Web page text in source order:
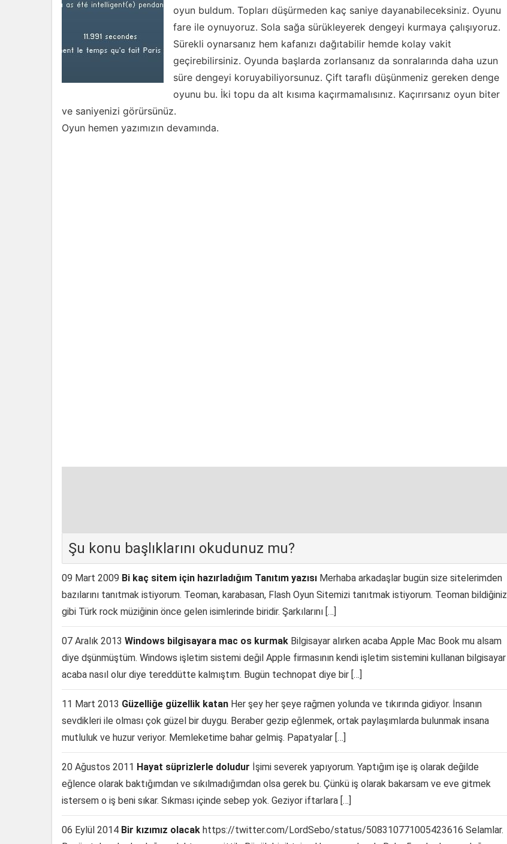
oyun buldum. Topları düşürmeden kaç saniye dayanabileceksiniz. Oyunu
fare ile oynuyoruz. Sola sağa sürükleyerek dengeyi kurmaya çalışıyoruz.
Sürekli oynarsanız hem kafanızı dağıtabilir hemde kolay vakit
geçirebilirsiniz. Oyunda başlarda zorlansanız da sonralarında daha uzun
süre dengeyi koruyabiliyorsunuz. Çift taraflı düşünmeniz gereken denge
oyunu bu. İki topu da alt kısıma kaçırmamalısınız. Kaçırırsanız oyun biter
ve saniyenizi görürsünüz.
Oyun hemen yazımızın devamında.
Şu konu başlıklarını okudunuz mu?
09 Mart 2009 Bi kaç sitem için hazırladığım Tanıtım yazısı Merhaba arkadaşlar bugün size sitelerimden
bazılarını tanıtmak istiyorum. Teoman, karabasan, Flash Oyun Sitemizi tanıtmak istiyorum. Teoman bildiğiniz
gibi Türk rock müziğinin önce gelen isimlerinde biridir. Şarkılarını […]
07 Aralık 2013 Windows bilgisayara mac os kurmak Bilgisayar alırken acaba Apple Mac Book mu alsam
diye dşünmüştüm. Windows işletim sistemi değil Apple firmasının kendi işletim sistemini kullanan bilgisayar
acaba nasıl olur diye tereddütte kalmıştım. Bugün technopat diye bir […]
11 Mart 2013 Güzelliğe güzellik katan Her şey her şeye rağmen yolunda ve tıkırında gidiyor. İnsanın
sevdikleri ile olması çok güzel bir duygu. Beraber gezip eğlenmek, ortak paylaşımlarda bulunmak insana
mutluluk ve huzur veriyor. Memleketime bahar gelmiş. Papatyalar […]
20 Ağustos 2011 Hayat süprizlerle doludur İşimi severek yapıyorum. Yaptığım işe iş olarak değilde
eğlence olarak baktığımdan ve sıkılmadığımdan olsa gerek bu. Çünkü iş olarak bakarsam ve eve gitmek
istersem o iş beni sıkar. Sıkması içinde sebep yok. Geziyor iftarlara […]
06 Eylül 2014 Bir kızımız olacak https://twitter.com/LordSebo/status/508310771005423616 Selamlar.